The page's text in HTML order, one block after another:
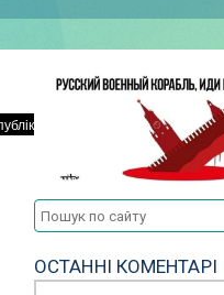
ОСТАННІ КОМЕНТАРІ